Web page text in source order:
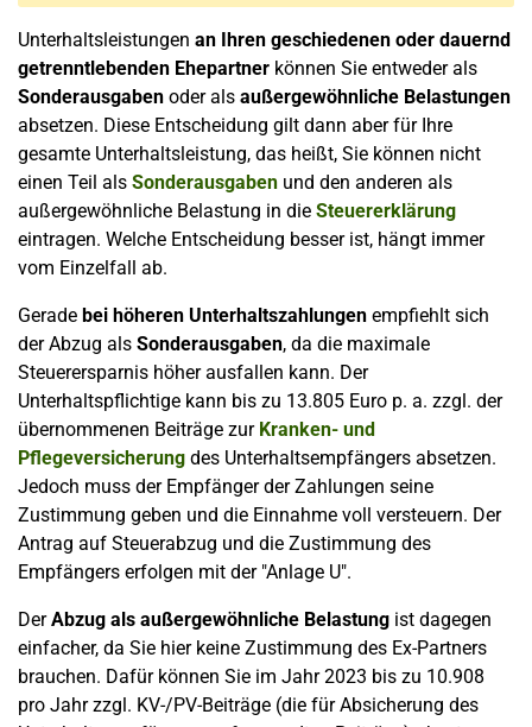
Unterhaltsleistungen an Ihren geschiedenen oder dauernd
getrenntlebenden Ehepartner können Sie entweder als
Sonderausgaben oder als außergewöhnliche Belastungen
absetzen. Diese Entscheidung gilt dann aber für Ihre
gesamte Unterhaltsleistung, das heißt, Sie können nicht
einen Teil als Sonderausgaben und den anderen als
außergewöhnliche Belastung in die Steuererklärung
eintragen. Welche Entscheidung besser ist, hängt immer
vom Einzelfall ab.
Gerade bei höheren Unterhaltszahlungen empfiehlt sich
der Abzug als Sonderausgaben, da die maximale
Steuerersparnis höher ausfallen kann. Der
Unterhaltspflichtige kann bis zu 13.805 Euro p. a. zzgl. der
übernommenen Beiträge zur Kranken- und
Pflegeversicherung des Unterhaltsempfängers absetzen.
Jedoch muss der Empfänger der Zahlungen seine
Zustimmung geben und die Einnahme voll versteuern. Der
Antrag auf Steuerabzug und die Zustimmung des
Empfängers erfolgen mit der "Anlage U".
DerAbzug als außergewöhnliche Belastung ist dagegen
einfacher, da Sie hier keine Zustimmung des Ex-Partners
brauchen. Dafür können Sie im Jahr 2023 bis zu 10.908
pro Jahr zzgl. KV-/PV-Beiträge (die für Absicherung des